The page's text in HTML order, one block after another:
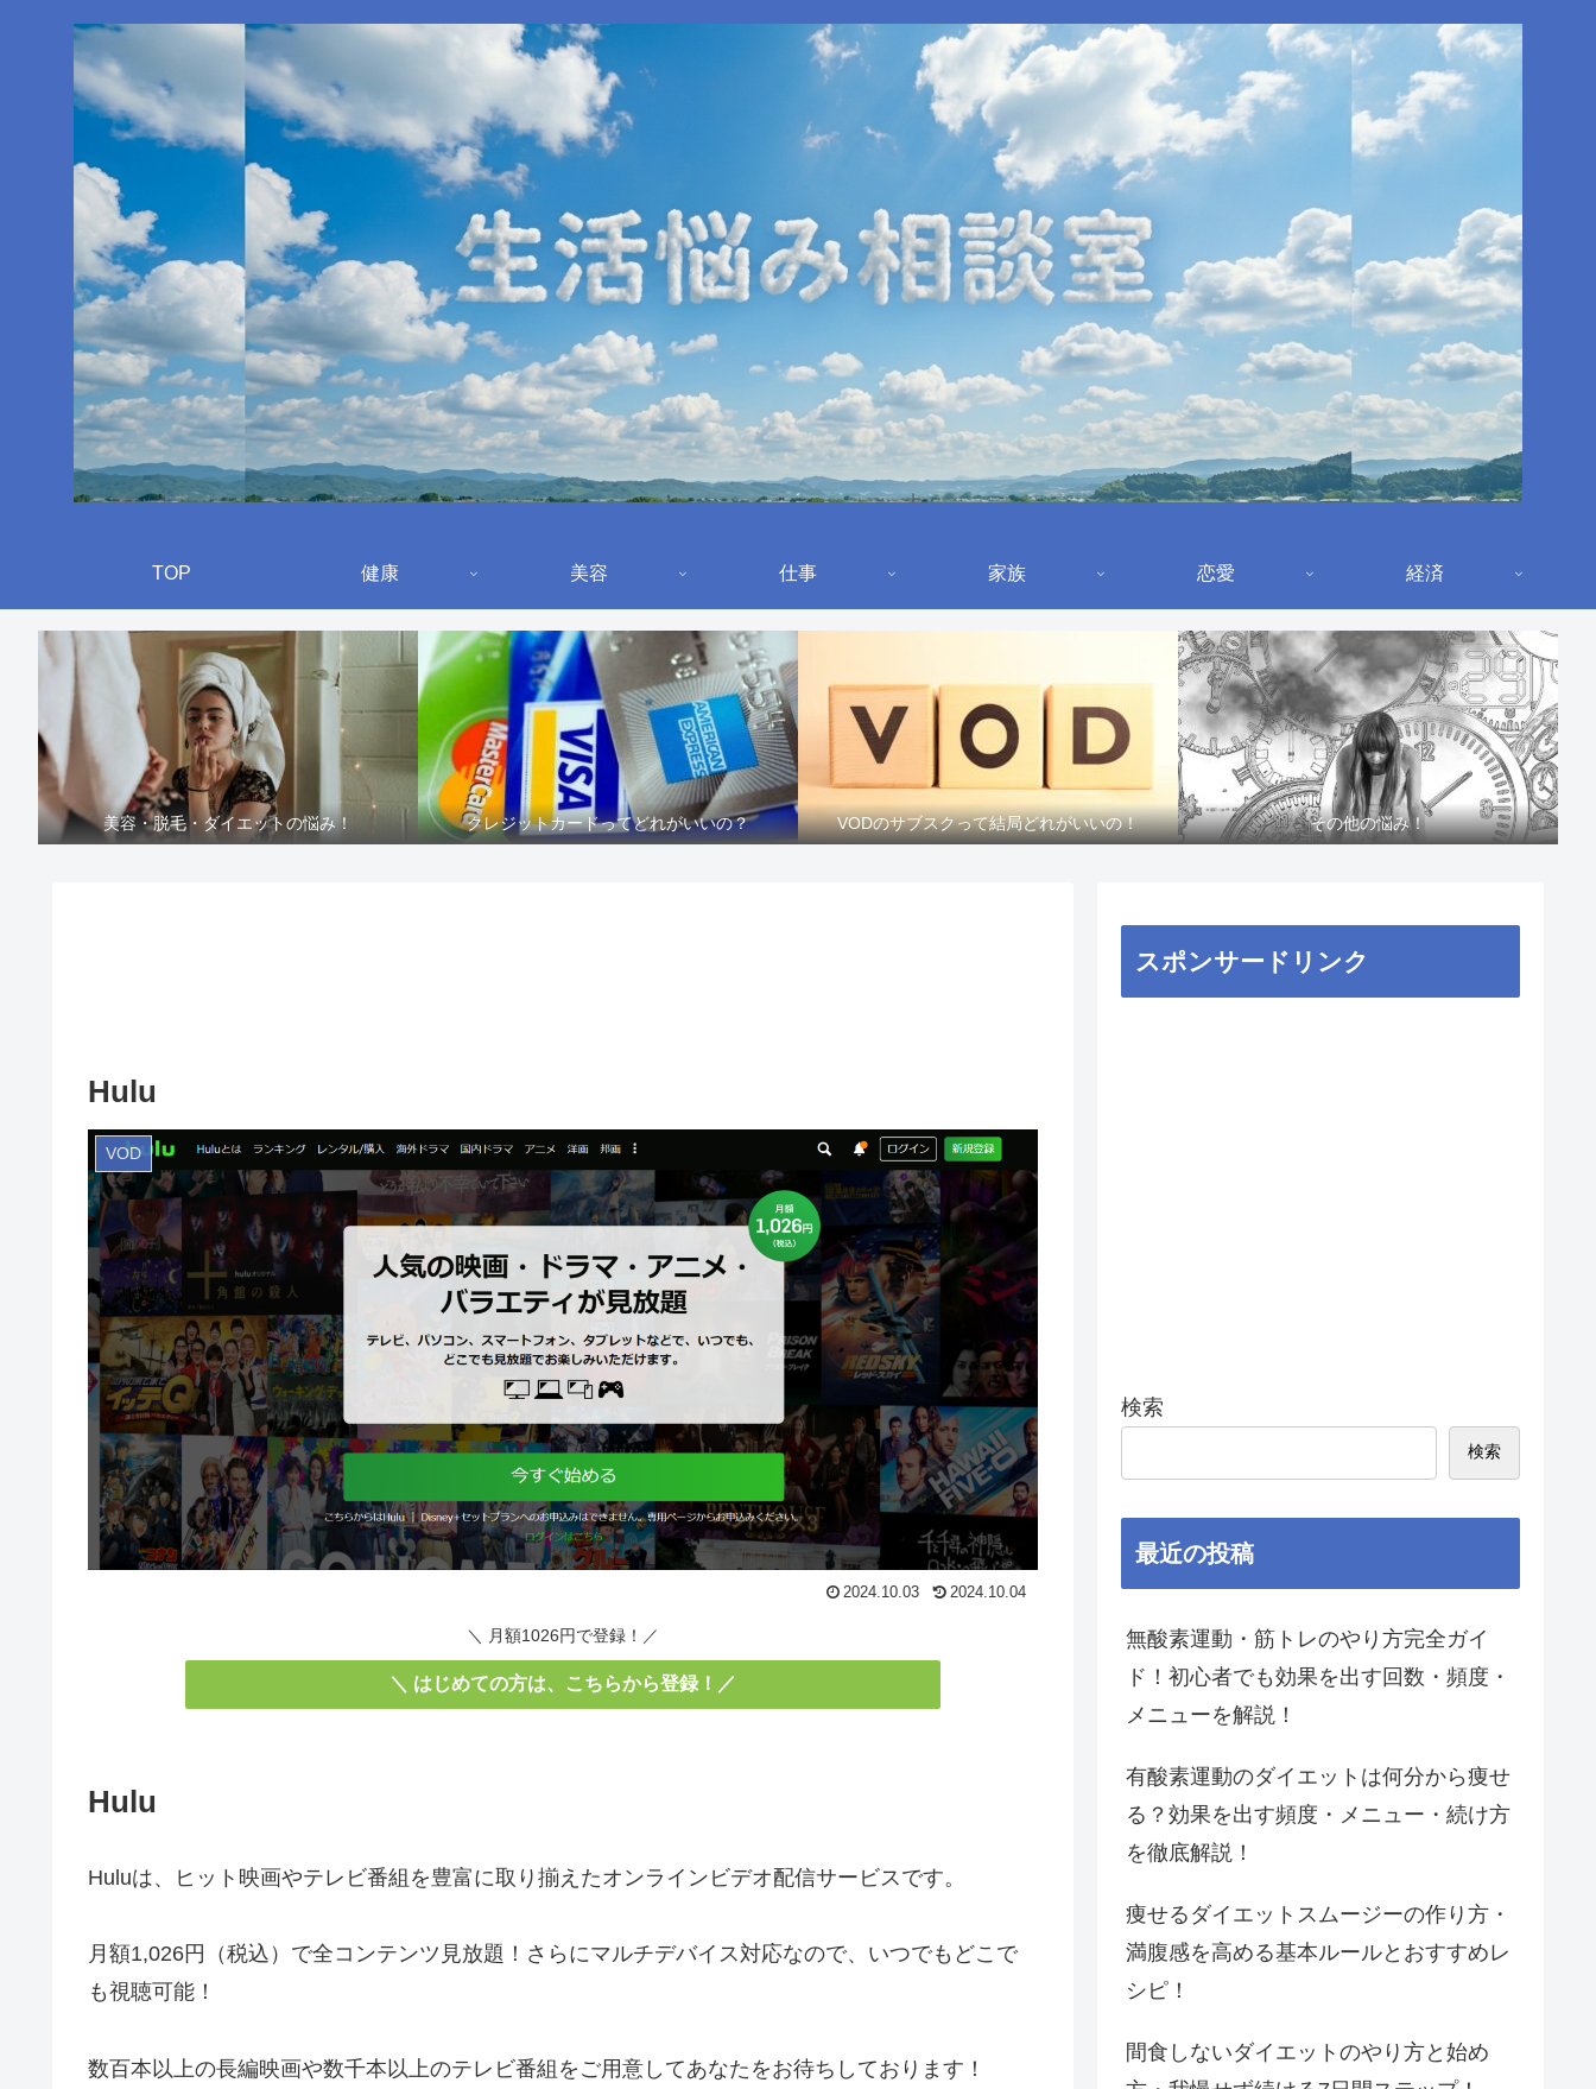
TOP 健康 美容 仕事 家族 恋愛 経済
美容・脱毛・ダイエットの悩み！ クレジットカードってどれがいいの？ VODのサブスクって結局どれがいいの！ その他の悩み！
Hulu
VOD
2024.10.03 2024.10.04
＼ 月額1026円で登録！／
＼ はじめての方は、こちらから登録！／
Hulu
Huluは、ヒット映画やテレビ番組を豊富に取り揃えたオンラインビデオ配信サービスです。
月額1,026円（税込）で全コンテンツ見放題！さらにマルチデバイス対応なので、いつでもどこで
も視聴可能！
数百本以上の長編映画や数千本以上のテレビ番組をご用意してあなたをお待ちしております！
スポンサードリンク
検索
検索
最近の投稿
無酸素運動・筋トレのやり方完全ガイ
ド！初心者でも効果を出す回数・頻度・
メニューを解説！
有酸素運動のダイエットは何分から痩せ
る？効果を出す頻度・メニュー・続け方
を徹底解説！
痩せるダイエットスムージーの作り方・
満腹感を高める基本ルールとおすすめレ
シピ！
間食しないダイエットのやり方と始め